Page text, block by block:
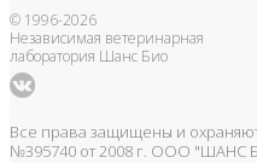
© 1996-2026
Независимая ветеринарная
лаборатория Шанс Био
Все права защищены и
№395740 от 2008 г. ООО "ШАНС